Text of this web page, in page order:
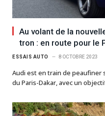
Au volant de la
tron : en route pour le
ESSAIS AUTO 8 OCTOBRE 2023
Audi est en train de peaufiner
du Paris-Dakar, avec un